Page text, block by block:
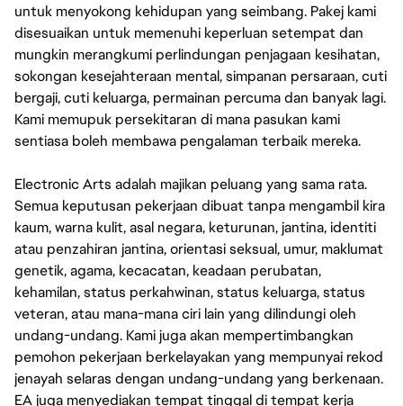
untuk menyokong kehidupan yang seimbang. Pakej kami
disesuaikan untuk memenuhi keperluan setempat dan
mungkin merangkumi perlindungan penjagaan kesihatan,
sokongan kesejahteraan mental, simpanan persaraan, cuti
bergaji, cuti keluarga, permainan percuma dan banyak lagi.
Kami memupuk persekitaran di mana pasukan kami
sentiasa boleh membawa pengalaman terbaik mereka.
Electronic Arts adalah majikan peluang yang sama rata.
Semua keputusan pekerjaan dibuat tanpa mengambil kira
kaum, warna kulit, asal negara, keturunan, jantina, identiti
atau penzahiran jantina, orientasi seksual, umur, maklumat
genetik, agama, kecacatan, keadaan perubatan,
kehamilan, status perkahwinan, status keluarga, status
veteran, atau mana-mana ciri lain yang dilindungi oleh
undang-undang. Kami juga akan mempertimbangkan
pemohon pekerjaan berkelayakan yang mempunyai rekod
jenayah selaras dengan undang-undang yang berkenaan.
EA juga menyediakan tempat tinggal di tempat kerja